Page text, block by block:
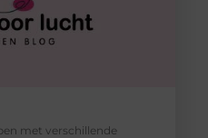
met verschillende